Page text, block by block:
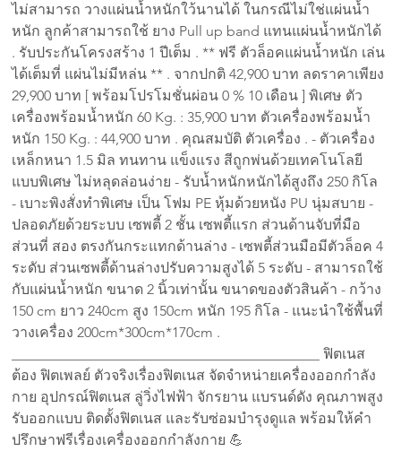
ไม่สามารถ วางแผ่นน้ำหนักใว้นานได้ ในกรณีไม่ใช่แผ่นน้ำ
หนัก ลูกค้าสามารถใช้ ยาง Pull up band แทนแผ่นน้ำหนักได้
. รับประกันโครงสร้าง 1 ปีเต็ม . ** ฟรี ตัวล็อคแผ่นน้ำหนัก เล่น
ได้เต็มที่ แผ่นไม่มีหล่น ** . จากปกติ 42,900 บาท ลดราคาเพียง
29,900 บาท [ พร้อมโปรโมชั่นผ่อน 0 % 10 เดือน ] พิเศษ ตัว
เครื่องพร้อมน้ำหนัก 60 Kg. : 35,900 บาท ตัวเครื่องพร้อมน้ำ
หนัก 150 Kg. : 44,900 บาท . คุณสมบัติ ตัวเครื่อง . - ตัวเครื่อง
เหล็กหนา 1.5 มิล ทนทาน แข็งแรง สีถูกพ่นด้วยเทคโนโลยี
แบบพิเศษ ไม่หลุดล่อนง่าย - รับน้ำหนักหนักได้สูงถึง 250 กิโล
- เบาะพิงสั่งทำพิเศษ เป็น โฟม PE หุ้มด้วยหนัง PU นุ่มสบาย -
ปลอดภัยด้วยระบบ เซพตี้ 2 ชั้น เซพตี้แรก ส่วนด้านจับที่มือ
ส่วนที่ สอง ตรงกันกระแทกด้านล่าง - เซพตี้ส่วนมือมีตัวล็อค 4
ระดับ ส่วนเซพตี้ด้านล่างปรับความสูงได้ 5 ระดับ - สามารถใช้
กับแผ่นน้ำหนัก ขนาด 2 นิ้วเท่านั้น ขนาดของตัวสินค้า - กว้าง
150 cm ยาว 240cm สูง 150cm หนัก 195 กิโล - แนะนำใช้พื้นที่
วางเครื่อง 200cm*300cm*170cm .
___________________________________________ ฟิตเนส
ต้อง ฟิตเพลย์ ตัวจริงเรื่องฟิตเนส จัดจำหน่ายเครื่องออกกำลัง
กาย อุปกรณ์ฟิตเนส ลู่วิ่งไฟฟ้า จักรยาน แบรนด์ดัง คุณภาพสูง
รับออกแบบ ติดตั้งฟิตเนส และรับซ่อมบำรุงดูแล พร้อมให้คำ
ปรึกษาฟรีเรื่องเครื่องออกกำลังกาย 💪